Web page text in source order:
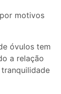
motivos
óvulos tem
a relação